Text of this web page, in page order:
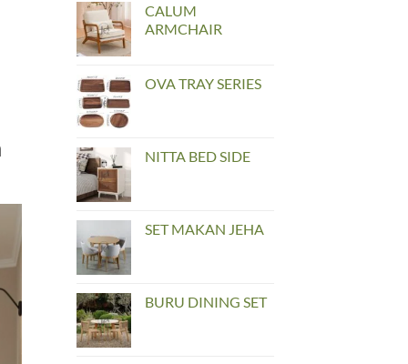
CALUM
ARMCHAIR
OVA TRAY SERIES
NITTA BED SIDE
SET MAKAN JEHA
BURU DINING SET